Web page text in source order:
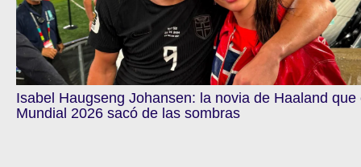
Isabel Haugseng Johansen: la novia de Haaland que
Mundial 2026 sacó de las sombras